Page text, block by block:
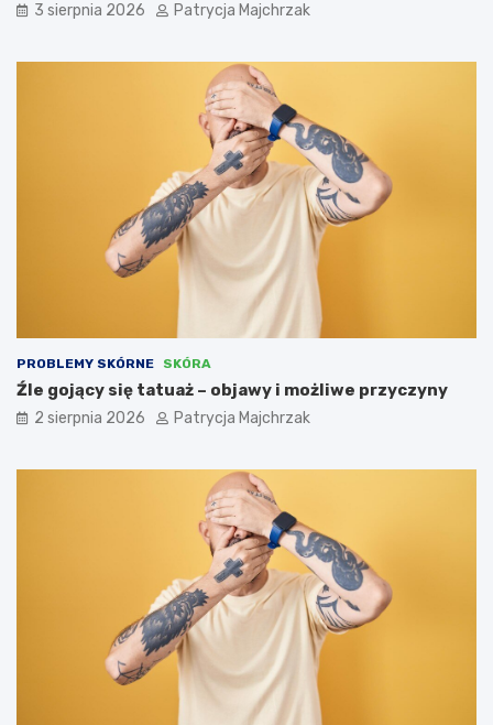
3 sierpnia 2026 Patrycja Majchrzak
PROBLEMY SKÓRNE SKÓRA
Źle gojący się tatuaż – objawy i możliwe przyczyny
2 sierpnia 2026 Patrycja Majchrzak